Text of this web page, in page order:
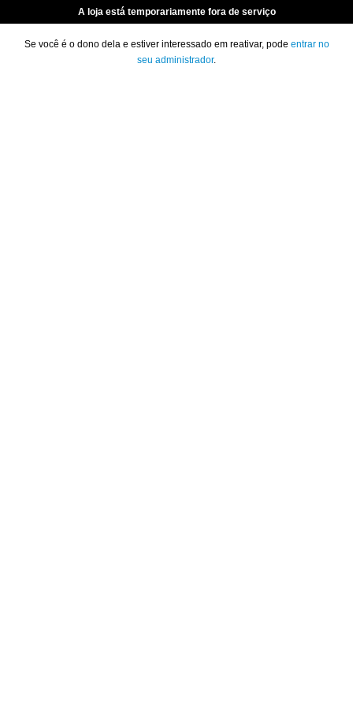
A loja está temporariamente fora de serviço
Se você é o dono dela e estiver interessado em reativar, pode entrar no
seu administrador.